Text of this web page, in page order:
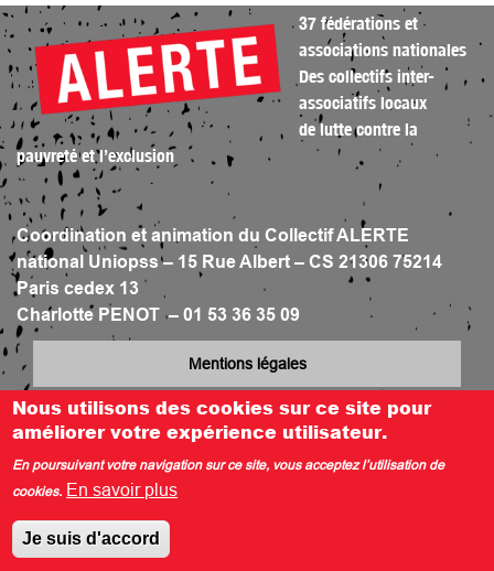
37 fédérations et
associations nationales
Des collectifs inter-
associatifs locaux
de lutte contre la
pauvreté et l’exclusion
Coordination et animation du Collectif ALERTE
national Uniopss – 15 Rue Albert – CS 21306 75214
Paris cedex 13
Charlotte PENOT – 01 53 36 35 09
Mentions légales
Espace presse
Nous utilisons des cookies sur ce site pour
améliorer votre expérience utilisateur.
En poursuivant votre navigation sur ce site, vous acceptez l’utilisation de
cookies. En savoir plus
Je suis d'accord